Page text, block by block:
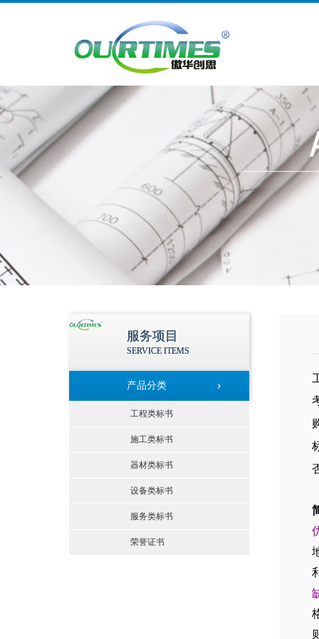
服务项目
SERVICE ITEMS
产品分类
工程类标书
施工类标书
器材类标书
设备类标书
服务类标书
荣誉证书